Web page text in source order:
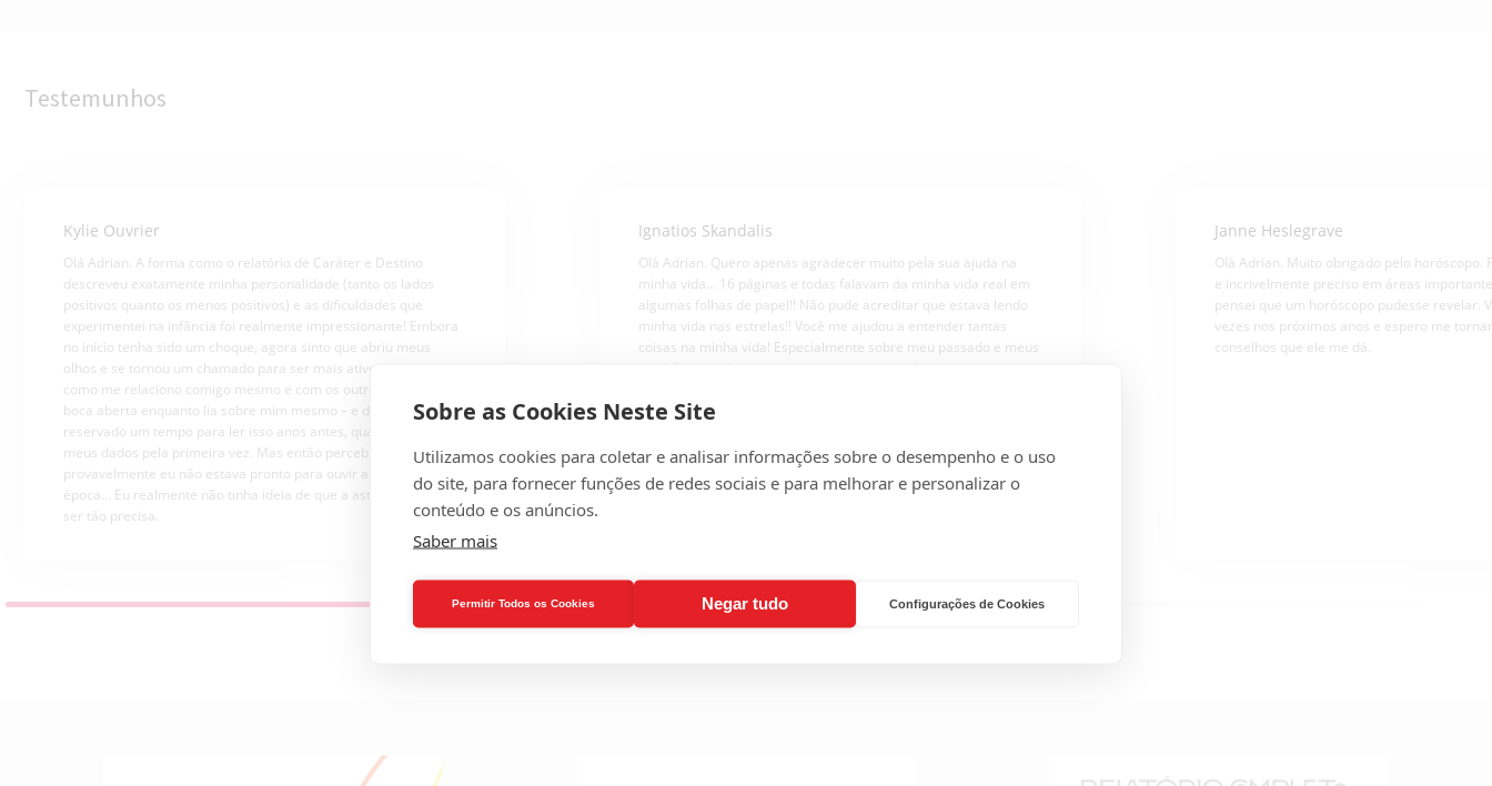
Testemunhos
Kylie Ouvrier
Olá Adrian. A forma como o relatório de Caráter e Destino
descreveu exatamente minha personalidade (tanto os lados
positivos quanto os menos positivos) e as dificuldades que
experimentei na infância foi realmente impressionante! Embora
no início tenha sido um choque, agora sinto que abriu meus
olhos e se tornou um chamado para ser mais ativo na forma
como me relaciono comigo mesmo e com os outros. Fiquei de
boca aberta enquanto lia sobre mim mesmo – e desejei ter
reservado um tempo para ler isso anos antes, quando enviei
meus dados pela primeira vez. Mas então percebi que
provavelmente eu não estava pronto para ouvir aquilo naquela
época... Eu realmente não tinha ideia de que a astrologia poderia
ser tão precisa.
Ignatios Skandalis
Olá Adrian. Quero apenas agradecer muito pela sua ajuda na
minha vida... 16 páginas e todas falavam da minha vida real em
algumas folhas de papel!! Não pude acreditar que estava lendo
minha vida nas estrelas!! Você me ajudou a entender tantas
coisas na minha vida! Especialmente sobre meu passado e meus
pais! Com verdadeiro respeito pela sua existência neste mundo...
Janne Heslegrave
Olá Adrian. Muito obrigado pelo horóscopo.
e incrivelmente preciso em áreas
pensei que um horóscopo pudesse revelar.
vezes nos próximos anos e espero me
conselhos que ele me dá.
Sobre as Cookies Neste Site
Utilizamos cookies para coletar e analisar informações sobre o desempenho e o uso
do site, para fornecer funções de redes sociais e para melhorar e personalizar o
conteúdo e os anúncios.
Saber mais
Permitir Todos os Cookies Negar tudo Configurações de Cookies